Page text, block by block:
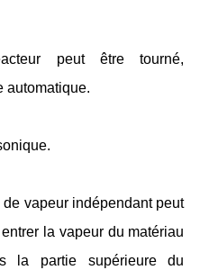
peut être tourné,
automatique.
vapeur indépendant peut
la vapeur du matériau
la partie supérieure du